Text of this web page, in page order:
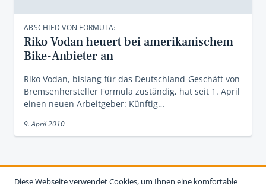
ABSCHIED VON FORMULA:
Riko Vodan heuert bei amerikanischem
Bike-Anbieter an
Riko Vodan, bislang für das Deutschland-Geschäft von
Bremsenhersteller Formula zuständig, hat seit 1. April
einen neuen Arbeitgeber: Künftig…
9. April 2010
Diese Webseite verwendet Cookies, um Ihnen eine komfortable